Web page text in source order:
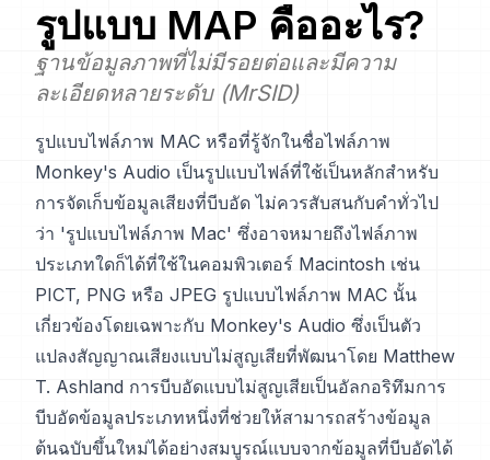
รูปแบบ MAP คืออะไร?
ฐานข้อมูลภาพที่ไม่มีรอยต่อและมีความ
ละเอียดหลายระดับ (MrSID)
รูปแบบไฟล์ภาพ MAC หรือที่รู้จักในชื่อไฟล์ภาพ
Monkey's Audio เป็นรูปแบบไฟล์ที่ใช้เป็นหลักสำหรับ
การจัดเก็บข้อมูลเสียงที่บีบอัด ไม่ควรสับสนกับคำทั่วไป
ว่า 'รูปแบบไฟล์ภาพ Mac' ซึ่งอาจหมายถึงไฟล์ภาพ
ประเภทใดก็ได้ที่ใช้ในคอมพิวเตอร์ Macintosh เช่น
PICT, PNG หรือ JPEG รูปแบบไฟล์ภาพ MAC นั้น
เกี่ยวข้องโดยเฉพาะกับ Monkey's Audio ซึ่งเป็นตัว
แปลงสัญญาณเสียงแบบไม่สูญเสียที่พัฒนาโดย Matthew
T. Ashland การบีบอัดแบบไม่สูญเสียเป็นอัลกอริทึมการ
บีบอัดข้อมูลประเภทหนึ่งที่ช่วยให้สามารถสร้างข้อมูล
ต้นฉบับขึ้นใหม่ได้อย่างสมบูรณ์แบบจากข้อมูลที่บีบอัดได้